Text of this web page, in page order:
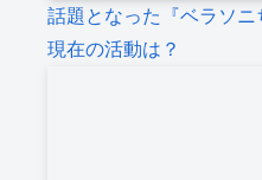
話題となった『ベラソニ
現在の活動は？